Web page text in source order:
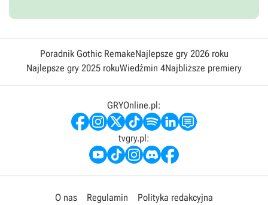
Poradnik Gothic RemakeNajlepsze gry 2026 roku
Najlepsze gry 2025 rokuWiedźmin 4Najbliższe premiery
GRYOnline.pl:
tvgry.pl:
O nas Regulamin
Polityka redakcyjna